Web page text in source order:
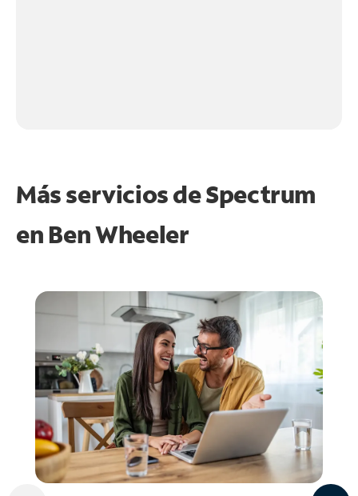
Más servicios de Spectrum
en Ben Wheeler